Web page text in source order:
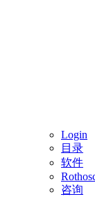
Login
目录
软件
咨询